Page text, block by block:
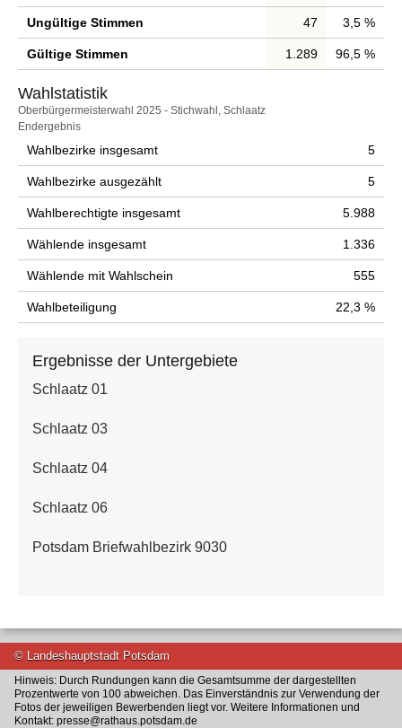
Ungültige Stimmen 47 3,5 %
Gültige Stimmen 1.289 96,5 %
Wahlstatistik
Wahlstatistik
Oberbürgermeisterwahl 2025 - Stichwahl, Schlaatz
Endergebnis
Wahlbezirke insgesamt 5
Wahlbezirke ausgezählt 5
Wahlberechtigte insgesamt 5.988
Wählende insgesamt 1.336
Wählende mit Wahlschein 555
Wahlbeteiligung 22,3 %
Ergebnisse der Untergebiete
Schlaatz 01
Schlaatz 03
Schlaatz 04
Schlaatz 06
Potsdam Briefwahlbezirk 9030
© Landeshauptstadt Potsdam
Hinweis: Durch Rundungen kann die Gesamtsumme der dargestellten
Prozentwerte von 100 abweichen. Das Einverständnis zur Verwendung der
Fotos der jeweiligen Bewerbenden liegt vor. Weitere Informationen und
Kontakt: presse@rathaus.potsdam.de